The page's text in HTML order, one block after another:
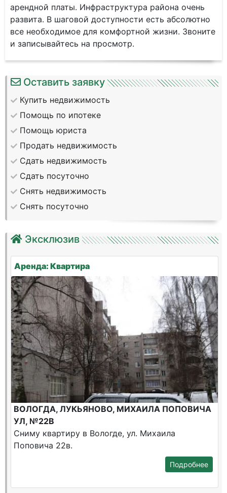
арендной платы. Инфраструктура района очень
развита. В шаговой доступности есть абсолютно
все необходимое для комфортной жизни. Звоните
и записывайтесь на просмотр.
Оставить заявку
Купить недвижимость
Помощь по ипотеке
Помощь юриста
Продать недвижимость
Сдать недвижимость
Сдать посуточно
Снять недвижимость
Снять посуточно
Эксклюзив
Аренда: Квартира
ВОЛОГДА, ЛУКЬЯНОВО, МИХАИЛА ПОПОВИЧА
УЛ, №22В
Сниму квартиру в Вологде, ул. Михаила
Поповича 22в.
Подробнее